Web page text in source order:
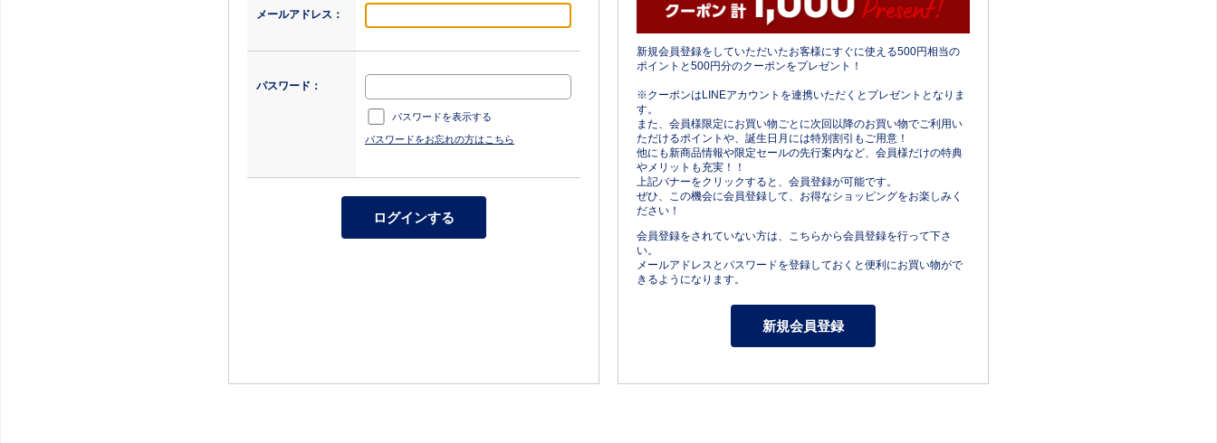
メールアドレス：
パスワード：
パスワードを表示する
パスワードをお忘れの方はこちら
新規会員登録をしていただいたお客様にすぐに使える500円相当の
ポイントと500円分のクーポンをプレゼント！
※クーポンはLINEアカウントを連携いただくとプレゼントとなりま
す。
また、会員様限定にお買い物ごとに次回以降のお買い物でご利用い
ただけるポイントや、誕生日月には特別割引もご用意！
他にも新商品情報や限定セールの先行案内など、会員様だけの特典
やメリットも充実！！
上記バナーをクリックすると、会員登録が可能です。
ぜひ、この機会に会員登録して、お得なショッピングをお楽しみく
ださい！
会員登録をされていない方は、こちらから会員登録を行って下さ
い。
メールアドレスとパスワードを登録しておくと便利にお買い物がで
きるようになります。